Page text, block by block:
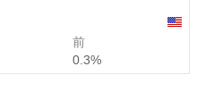
前
0.3%